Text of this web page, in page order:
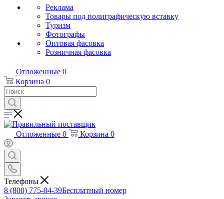
Реклама
Товары под полиграфическую вставку
Туризм
Фотографы
Оптовая фасовка
Розничная фасовка
Отложенные 0
Корзина 0
Отложенные 0 Корзина 0
Телефоны
8 (800) 775-04-39Бесплатный номер